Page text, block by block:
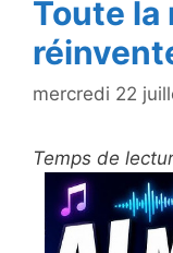
Toute la
mercredi 22
Temps de